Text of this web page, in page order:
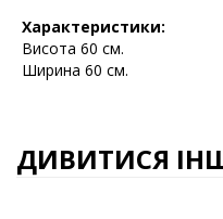
Характеристики:
Висота 60 см.
Ширина 60 см.
ДИВИТИСЯ